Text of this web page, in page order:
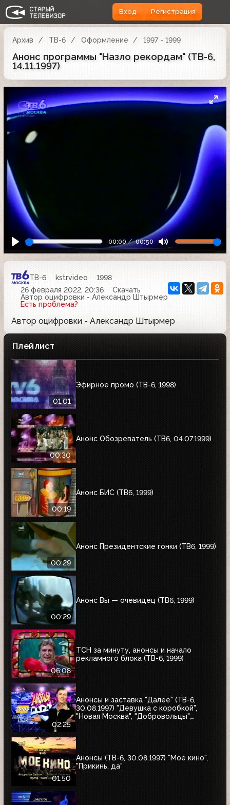
Вход Регистрация
Архив ТВ-6 Оформление 1997 - 1999
Анонс программы "Назло рекордам" (ТВ-6,
14.11.1997)
00:00 00:50
ТВ-6 kstrvideo
1998
26 февраля 2022, 20:36
Скачать
Автор оцифровки - Александр Штырмер
Есть проблема?
Автор оцифровки - Александр Штырмер
Плейлист
01:01
Эфирное промо (ТВ-6, 1998)
00:30
Анонс Обозреватель (ТВ6, 04.07.1999)
00:19
Анонс БИС (ТВ6, 1999)
00:29
Анонс Президентские гонки (ТВ6, 1999)
00:29
Анонс Вы — очевидец (ТВ6, 1999)
06:08
ТСН за минуту, анонсы и начало
рекламного блока (ТВ-6, 1999)
02:25
Анонсы и заставка "Далее" (ТВ-6,
30.08.1997) "Девушка с коробкой",
"Новая Москва", "Добровольцы",
01:50
Анонсы (ТВ-6, 30.08.1997) "Моё кино",
"Прикинь, да"